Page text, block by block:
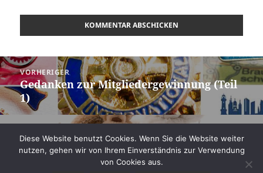
Beitragsnavigation
VORHERIGER
Vorheriger
Beitrag:
Gedanken zur Mitgliedergewinnung (Teil
1)
Nächster
Beitrag:
Warum seid ihr Teil der rotarischen
Familie geworden?
Diese Website benutzt Cookies. Wenn Sie die Website weiter
nutzen, gehen wir von Ihrem Einverständnis zur Verwendung
von Cookies aus.